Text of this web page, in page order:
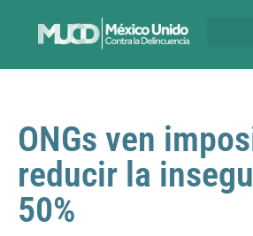
ONGs ven
reducir la
50%